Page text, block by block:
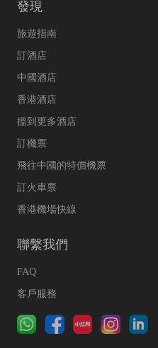
發現
旅遊指南
訂酒店
中國酒店
香港酒店
搵到更多酒店
訂機票
飛往中國的特價機票
訂火車票
香港機場快線
聯繫我們
FAQ
客戶服務